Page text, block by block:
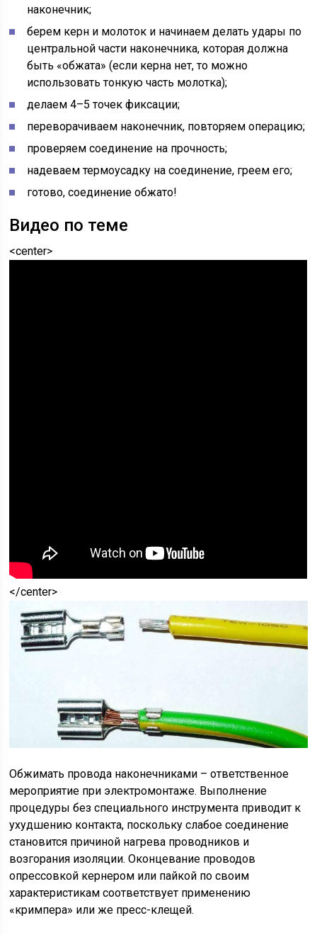
наконечник;
берем керн и молоток и начинаем делать удары по
центральной части наконечника, которая должна
быть «обжата» (если керна нет, то можно
использовать тонкую часть молотка);
делаем 4–5 точек фиксации;
переворачиваем наконечник, повторяем операцию;
проверяем соединение на прочность;
надеваем термоусадку на соединение, греем его;
готово, соединение обжато!
Видео по теме
<center>
</center>
Обжимать провода наконечниками – ответственное
мероприятие при электромонтаже. Выполнение
процедуры без специального инструмента приводит к
ухудшению контакта, поскольку слабое соединение
становится причиной нагрева проводников и
возгорания изоляции. Оконцевание проводов
опрессовкой кернером или пайкой по своим
характеристикам соответствует применению
«кримпера» или же пресс-клещей.